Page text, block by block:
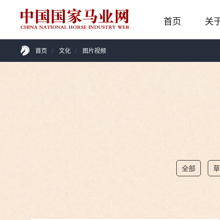
首页 关
首页 / 文化 / 图片视频
全部